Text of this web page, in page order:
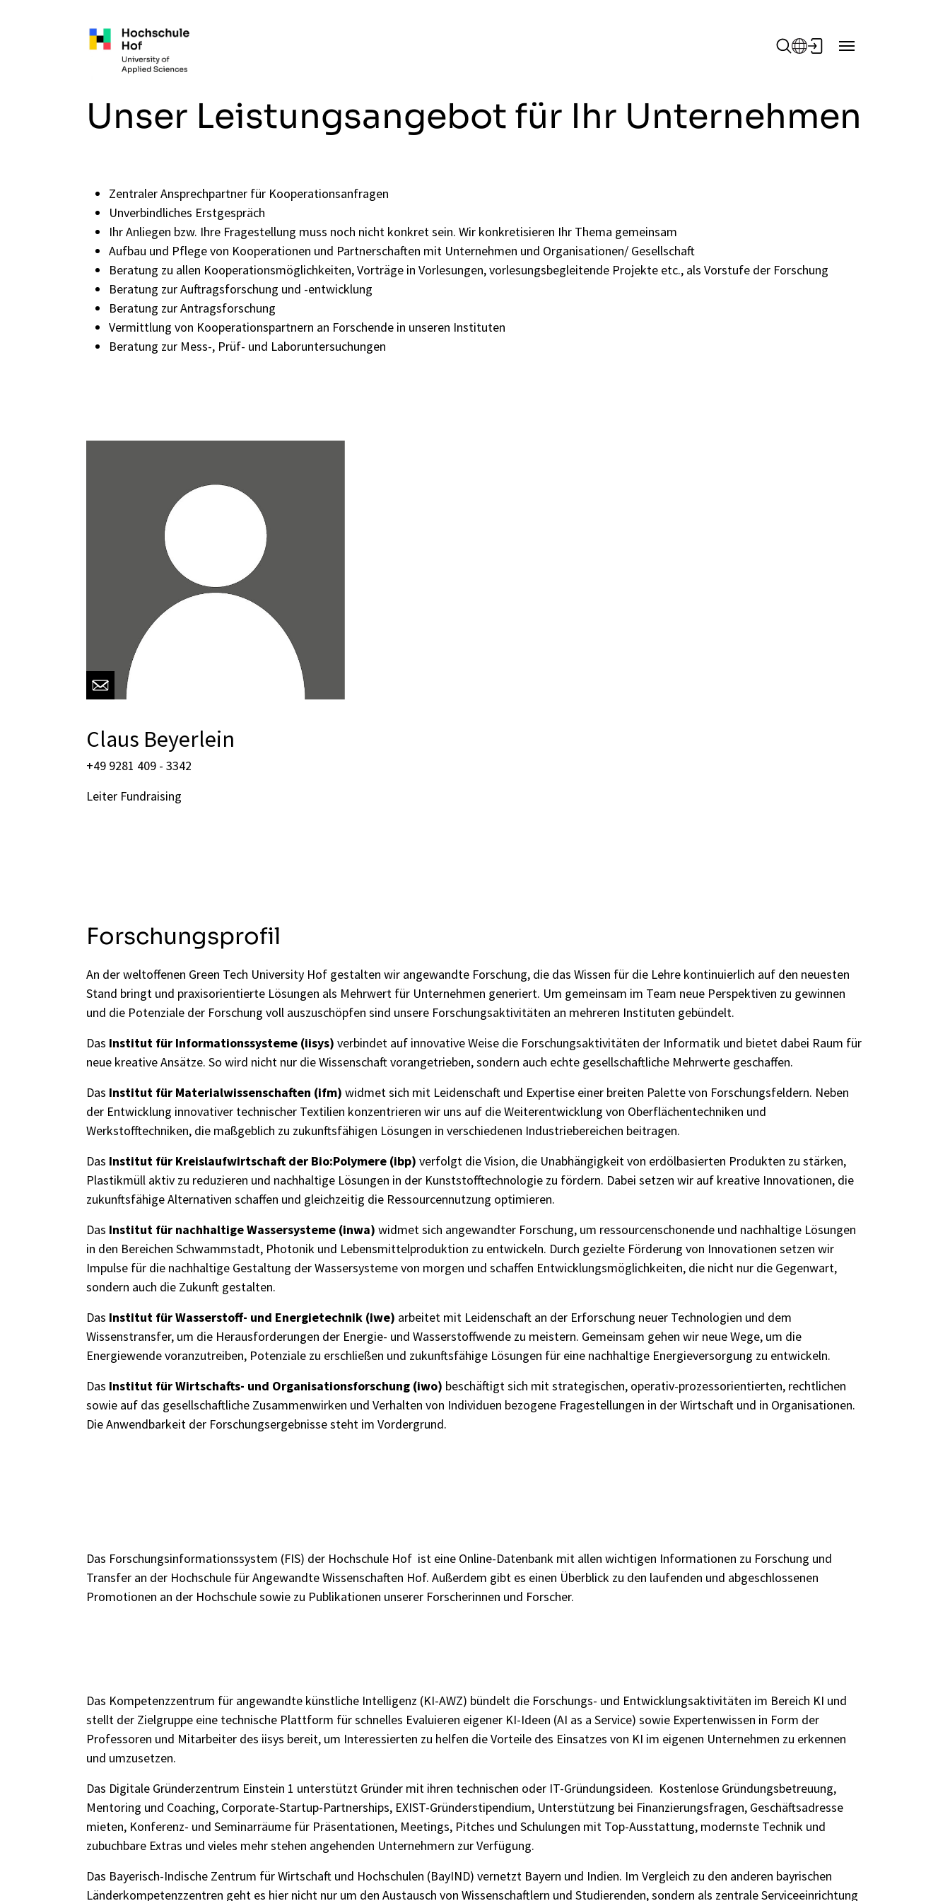
Unser Leistungsangebot für Ihr Unternehmen
Zentraler Ansprechpartner für Kooperationsanfragen
Unverbindliches Erstgespräch
Ihr Anliegen bzw. Ihre Fragestellung muss noch nicht konkret sein. Wir konkretisieren Ihr Thema gemeinsam
Aufbau und Pflege von Kooperationen und Partnerschaften mit Unternehmen und Organisationen/ Gesellschaft
Beratung zu allen Kooperationsmöglichkeiten, Vorträge in Vorlesungen, vorlesungsbegleitende Projekte etc., als Vorstufe der Forschung
Beratung zur Auftragsforschung und -entwicklung
Beratung zur Antragsforschung
Vermittlung von Kooperationspartnern an Forschende in unseren Instituten
Beratung zur Mess-, Prüf- und Laboruntersuchungen
Claus Beyerlein
+49 9281 409 - 3342
Leiter Fundraising
Forschungsprofil
An der weltoffenen Green Tech University Hof gestalten wir angewandte Forschung, die das Wissen für die Lehre kontinuierlich auf den neuesten
Stand bringt und praxisorientierte Lösungen als Mehrwert für Unternehmen generiert. Um gemeinsam im Team neue Perspektiven zu gewinnen
und die Potenziale der Forschung voll auszuschöpfen sind unsere Forschungsaktivitäten an mehreren Instituten gebündelt.
Das Institut für Informationssysteme (iisys) verbindet auf innovative Weise die Forschungsaktivitäten der Informatik und bietet dabei Raum für
neue kreative Ansätze. So wird nicht nur die Wissenschaft vorangetrieben, sondern auch echte gesellschaftliche Mehrwerte geschaffen.
Das Institut für Materialwissenschaften (ifm) widmet sich mit Leidenschaft und Expertise einer breiten Palette von Forschungsfeldern. Neben
der Entwicklung innovativer technischer Textilien konzentrieren wir uns auf die Weiterentwicklung von Oberflächentechniken und
Werkstofftechniken, die maßgeblich zu zukunftsfähigen Lösungen in verschiedenen Industriebereichen beitragen.
Das Institut für Kreislaufwirtschaft der Bio:Polymere (ibp) verfolgt die Vision, die Unabhängigkeit von erdölbasierten Produkten zu stärken,
Plastikmüll aktiv zu reduzieren und nachhaltige Lösungen in der Kunststofftechnologie zu fördern. Dabei setzen wir auf kreative Innovationen, die
zukunftsfähige Alternativen schaffen und gleichzeitig die Ressourcennutzung optimieren.
Das Institut für nachhaltige Wassersysteme (inwa) widmet sich angewandter Forschung, um ressourcenschonende und nachhaltige Lösungen
in den Bereichen Schwammstadt, Photonik und Lebensmittelproduktion zu entwickeln. Durch gezielte Förderung von Innovationen setzen wir
Impulse für die nachhaltige Gestaltung der Wassersysteme von morgen und schaffen Entwicklungsmöglichkeiten, die nicht nur die Gegenwart,
sondern auch die Zukunft gestalten.
Das Institut für Wasserstoff- und Energietechnik (iwe) arbeitet mit Leidenschaft an der Erforschung neuer Technologien und dem
Wissenstransfer, um die Herausforderungen der Energie- und Wasserstoffwende zu meistern. Gemeinsam gehen wir neue Wege, um die
Energiewende voranzutreiben, Potenziale zu erschließen und zukunftsfähige Lösungen für eine nachhaltige Energieversorgung zu entwickeln.
Das Institut für Wirtschafts- und Organisationsforschung (iwo) beschäftigt sich mit strategischen, operativ-prozessorientierten, rechtlichen
sowie auf das gesellschaftliche Zusammenwirken und Verhalten von Individuen bezogene Fragestellungen in der Wirtschaft und in Organisationen.
Die Anwendbarkeit der Forschungsergebnisse steht im Vordergrund.
Das Forschungsinformationssystem (FIS) der Hochschule Hof ist eine Online-Datenbank mit allen wichtigen Informationen zu Forschung und
Transfer an der Hochschule für Angewandte Wissenschaften Hof. Außerdem gibt es einen Überblick zu den laufenden und abgeschlossenen
Promotionen an der Hochschule sowie zu Publikationen unserer Forscherinnen und Forscher.
Das Kompetenzzentrum für angewandte künstliche Intelligenz (KI-AWZ) bündelt die Forschungs- und Entwicklungsaktivitäten im Bereich KI und
stellt der Zielgruppe eine technische Plattform für schnelles Evaluieren eigener KI-Ideen (AI as a Service) sowie Expertenwissen in Form der
Professoren und Mitarbeiter des iisys bereit, um Interessierten zu helfen die Vorteile des Einsatzes von KI im eigenen Unternehmen zu erkennen
und umzusetzen.
Das Digitale Gründerzentrum Einstein 1 unterstützt Gründer mit ihren technischen oder IT-Gründungsideen. Kostenlose Gründungsbetreuung,
Mentoring und Coaching, Corporate-Startup-Partnerships, EXIST-Gründerstipendium, Unterstützung bei Finanzierungsfragen, Geschäftsadresse
mieten, Konferenz- und Seminarräume für Präsentationen, Meetings, Pitches und Schulungen mit Top-Ausstattung, modernste Technik und
zubuchbare Extras und vieles mehr stehen angehenden Unternehmern zur Verfügung.
Das Bayerisch-Indische Zentrum für Wirtschaft und Hochschulen (BayIND) vernetzt Bayern und Indien. Im Vergleich zu den anderen bayrischen
Länderkompetenzzentren geht es hier nicht nur um den Austausch von Wissenschaftlern und Studierenden, sondern als zentrale Serviceeinrichtung